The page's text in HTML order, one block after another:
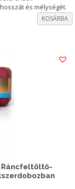
és mélységét.
KOSÁRBA
Ráncfeltöltő-